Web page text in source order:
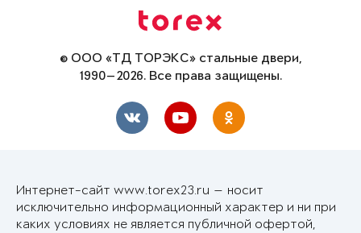
© ООО «ТД ТОРЭКС» стальные двери,
1990—2026. Все права защищены.
Интернет-сайт www.torex23.ru — носит
исключительно информационный характер и ни при
каких условиях не является публичной офертой,